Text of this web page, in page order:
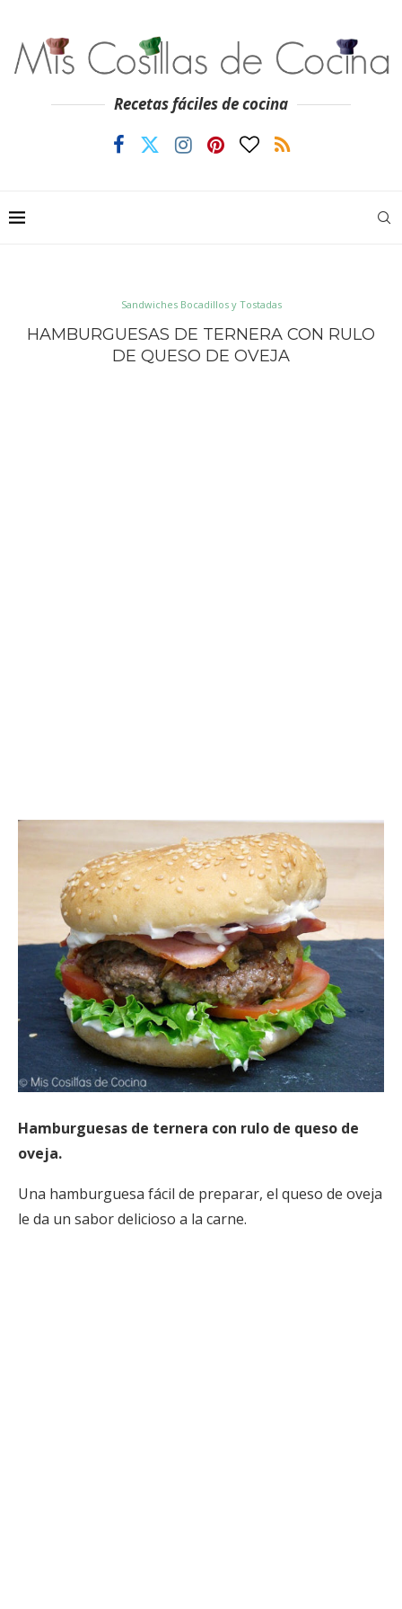
Recetas fáciles de cocina
Sandwiches Bocadillos y Tostadas
HAMBURGUESAS DE TERNERA CON RULO
DE QUESO DE OVEJA
Hamburguesas de ternera con rulo de queso de
oveja.
Una hamburguesa fácil de preparar, el queso de oveja
le da un sabor delicioso a la carne.